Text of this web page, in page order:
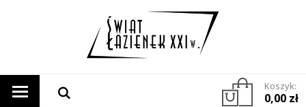
Koszyk:
0,00 zł